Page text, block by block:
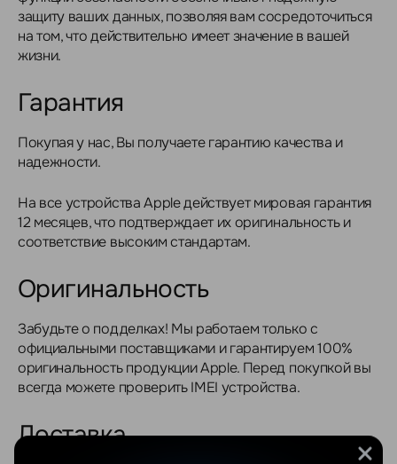
защиту ваших данных, позволяя вам сосредоточиться
на том, что действительно имеет значение в вашей
жизни.
Гарантия
Покупая у нас, Вы получаете гарантию качества и
надежности.
На все устройства Apple действует мировая гарантия
12 месяцев, что подтверждает их оригинальность и
соответствие высоким стандартам.
Оригинальность
Забудьте о подделках! Мы работаем только с
официальными поставщиками и гарантируем 100%
оригинальность продукции Apple. Перед покупкой вы
всегда можете проверить IMEI устройства.
Доставка